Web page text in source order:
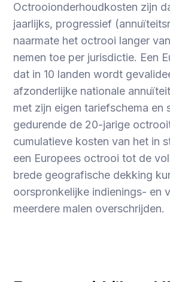
Octrooionderhoudkosten zijn
jaarlijks, progressief
naarmate het octrooi langer
nemen toe per jurisdictie. Een
dat in 10 landen wordt
afzonderlijke nationale
met zijn eigen tariefschema en
gedurende de 20-jarige
cumulatieve kosten van het in
een Europees octrooi tot de
brede geografische dekking
oorspronkelijke indienings- en
meerdere malen overschrijden.